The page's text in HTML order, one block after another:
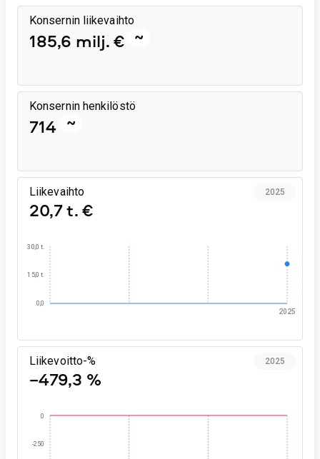
Konsernin liikevaihto
185,6 milj. € ~
Konsernin henkilöstö
714 ~
Liikevaihto
20,7 t. €
2025
2025
0,0
15,0 t.
30,0 t.
Liikevoitto-%
−479,3 %
2025
-250
0